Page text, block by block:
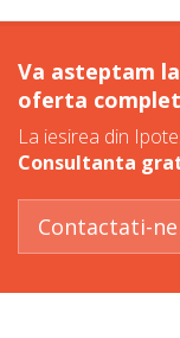
Va asteptam
oferta
La iesirea din
Consultanta
Contactati-